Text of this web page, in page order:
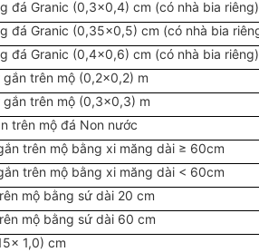
đá Granic (0,3x0,4) cm (có nhà bia riêng)
đá Granic (0,35x0,5) cm (có nhà bia
đá Granic (0,4x0,6) cm (có nhà bia
gắn trên mộ (0,2x0,2) m
gắn trên mộ (0,3x0,3) m
trên mộ đá Non nước
trên mộ bằng xi măng dài ≥ 60cm
trên mộ bằng xi măng dài < 60cm
mộ bằng sứ dài 20 cm
mộ bằng sứ dài 60 cm
1,0) cm